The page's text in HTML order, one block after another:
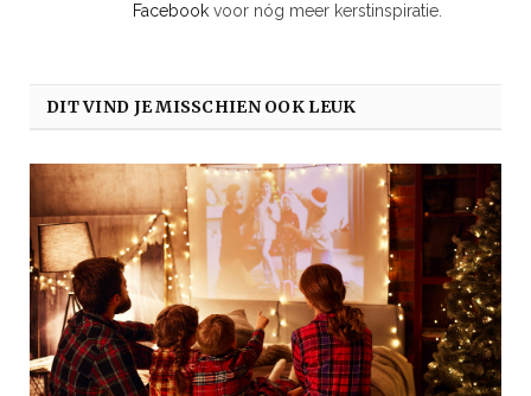
Facebook voor nóg meer kerstinspiratie.
DIT VIND JE MISSCHIEN OOK LEUK